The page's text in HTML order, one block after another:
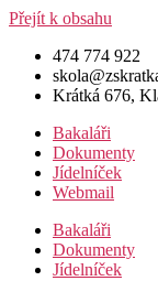
Přejít k obsahu
474 774 922
Krátká 676,
Bakaláři
Dokumenty
Jídelníček
Webmail
Bakaláři
Dokumenty
Jídelníček